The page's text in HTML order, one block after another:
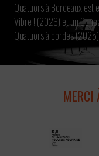
Quatuors à Bordeaux est
Vibre ! (2026) et un
Quatuors à cordes
MERCI